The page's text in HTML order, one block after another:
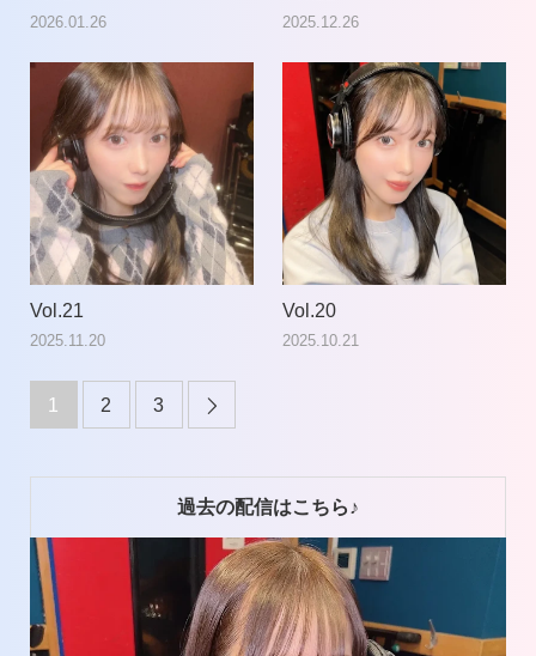
2026.01.26 2025.12.26
Vol.21
2025.11.20
Vol.20
2025.10.21
1 2 3 
過去の配信はこちら♪